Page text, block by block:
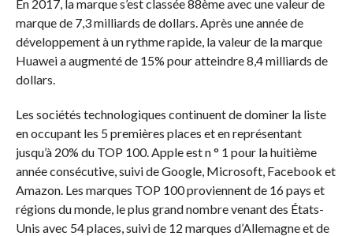
En 2017, la marque s’est classée 88ème avec une valeur de
marque de 7,3 milliards de dollars. Après une année de
développement à un rythme rapide, la valeur de la marque
Huawei a augmenté de 15% pour atteindre 8,4 milliards de
dollars.
Les sociétés technologiques continuent de dominer la liste
en occupant les 5 premières places et en représentant
jusqu’à 20% du TOP 100. Apple est n ° 1 pour la huitième
année consécutive, suivi de Google, Microsoft, Facebook et
Amazon. Les marques TOP 100 proviennent de 16 pays et
régions du monde, le plus grand nombre venant des États-
Unis avec 54 places, suivi de 12 marques d’Allemagne et de